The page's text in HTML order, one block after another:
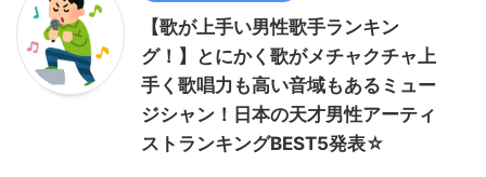
【歌が上手い男性歌手ランキン
グ！】とにかく歌がメチャクチャ上
手く歌唱力も高い音域もあるミュー
ジシャン！日本の天才男性アーティ
ストランキングBEST5発表☆